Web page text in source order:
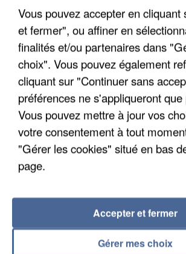
APRÈS TOUTES CES CANICULES,
DE FAUNE SAUVAGE SONT...
Vous pouvez accepter en cliquant
et fermer", ou affiner en
finalités et/ou partenaires dans
choix". Vous pouvez également
cliquant sur "Continuer sans
préférences ne s'appliqueront
Vous pouvez mettre à jour vos
votre consentement à tout
"Gérer les cookies" situé en bas
page.
Gérer mes choix
Accepter et fermer